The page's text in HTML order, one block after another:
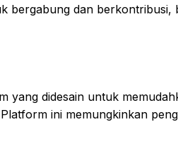
bergabung dan berkontribusi,
yang didesain untuk
ini memungkinkan